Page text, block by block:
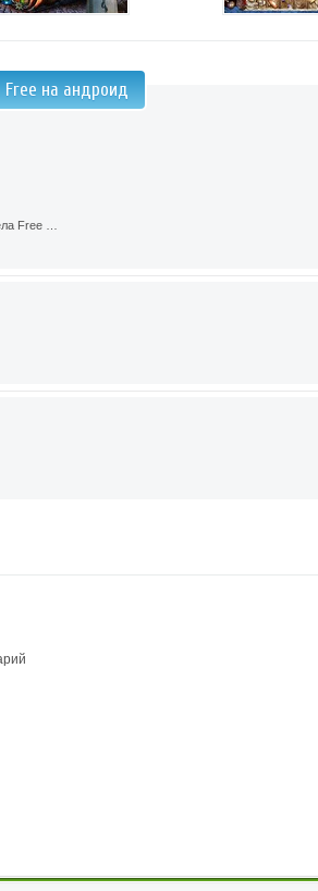
Free на андроид
Free …